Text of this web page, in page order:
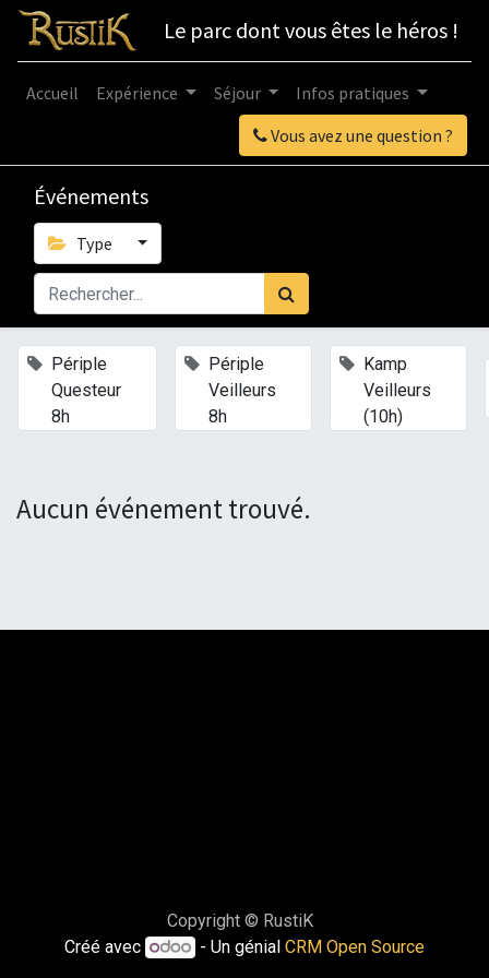
Le parc dont vous êtes le héros !
Vous avez une question ?
Accueil Expérience Séjour Infos pratiques
Événements
Type
Périple
Questeur
8h
Périple
Veilleurs
8h
Kamp
Veilleurs
(10h)
Aucun événement trouvé.
Copyright © RustiK
Créé avec
- Un génialCRM Open Source